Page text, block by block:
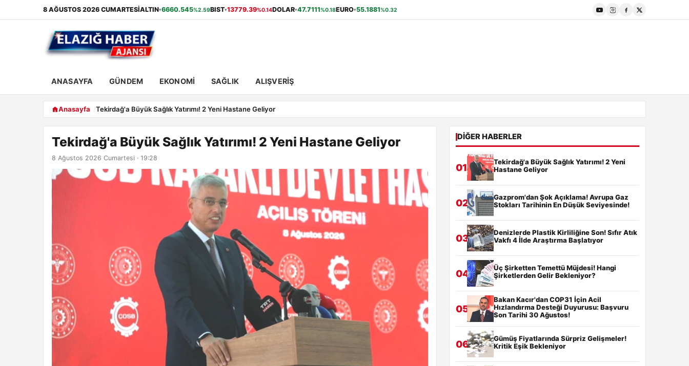
8 AĞUSTOS 2026 CUMARTESIALTIN▾6660.545%2.59BIST▾13779.39%0.14DOLAR▾47.7111%0.18EURO▾55.1881%0.32
ANASAYFA GÜNDEM EKONOMI SAĞLIK ALIŞVERIŞ
Anasayfa Tekirdağ'a Büyük Sağlık Yatırımı! 2 Yeni Hastane Geliyor
Tekirdağ'a Büyük Sağlık Yatırımı! 2 Yeni Hastane Geliyor
8 Ağustos 2026 Cumartesi · 19:28
DIĞER HABERLER
01
Tekirdağ'a Büyük Sağlık Yatırımı! 2 Yeni
Hastane Geliyor
02
Gazprom'dan Şok Açıklama! Avrupa Gaz
Stokları Tarihinin En Düşük Seviyesinde!
03
Denizlerde Plastik Kirliliğine Son! Sıfır Atık
Vakfı 4 İlde Araştırma Başlatıyor
04
Üç Şirketten Temettü Müjdesi! Hangi
Şirketlerden Gelir Bekleniyor?
05
Bakan Kacır'dan COP31 İçin Acil
Hızlandırma Desteği Duyurusu: Başvuru
Son Tarihi 30 Ağustos!
06
Gümüş Fiyatlarında Sürpriz Gelişmeler!
Kritik Eşik Bekleniyor